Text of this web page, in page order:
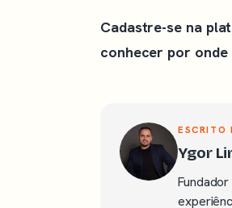
Cadastre-se na
conhecer por
ESCRITO
Ygor